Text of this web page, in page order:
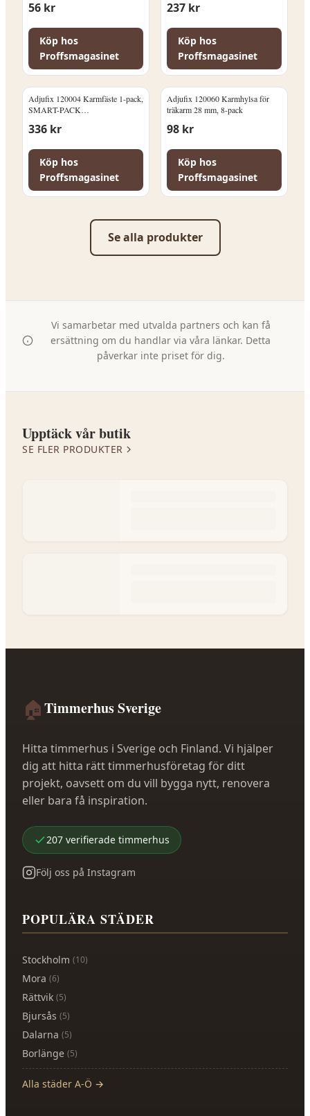
56 kr
Köp hos
Proffsmagasinet
237 kr
Köp hos
Proffsmagasinet
Adjufix 120004 Karmfäste 1-pack,
SMART-PACK
336 kr
Köp hos
Proffsmagasinet
Adjufix 120060 Karmhylsa för
träkarm 28 mm, 8-pack
98 kr
Köp hos
Proffsmagasinet
Se alla produkter
Vi samarbetar med utvalda partners och kan få
ersättning om du handlar via våra länkar. Detta
påverkar inte priset för dig.
Upptäck vår butik
SE FLER PRODUKTER
🏠Timmerhus Sverige
Hitta timmerhus i Sverige och Finland. Vi hjälper
dig att hitta rätt timmerhusföretag för ditt
projekt, oavsett om du vill bygga nytt, renovera
eller bara få inspiration.
207 verifierade timmerhus
Följ oss på Instagram
POPULÄRA STÄDER
Stockholm (10)
Mora (6)
Rättvik (5)
Bjursås (5)
Dalarna (5)
Borlänge (5)
Alla städer A-Ö →